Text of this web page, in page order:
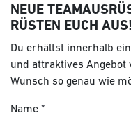
NEUE
RÜSTEN EUCH AUS!
Du erhältst innerhalb
und attraktives Angebot
Wunsch so genau wie
Name